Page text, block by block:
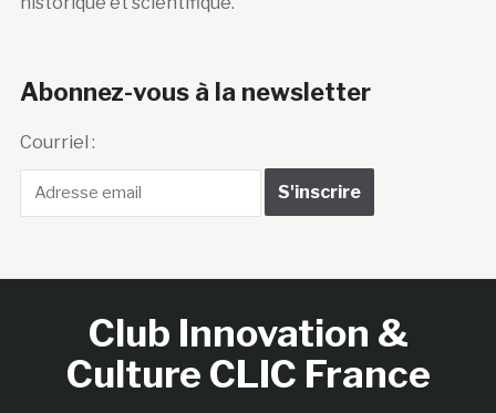
Abonnez-vous à la newsletter
Courriel :
Club Innovation &
Culture CLIC France